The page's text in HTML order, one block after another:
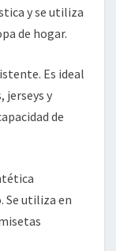
y se utiliza
de hogar.
Es ideal
jerseys y
de
Se utiliza en